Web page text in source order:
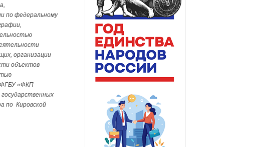
по федеральному
организации
объектов
ФГБУ «ФКП
по Кировской